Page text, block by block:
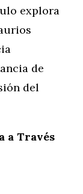
explora
de
del
a Través